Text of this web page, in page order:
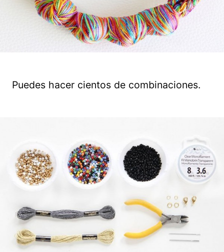
Puedes hacer cientos de combinaciones.